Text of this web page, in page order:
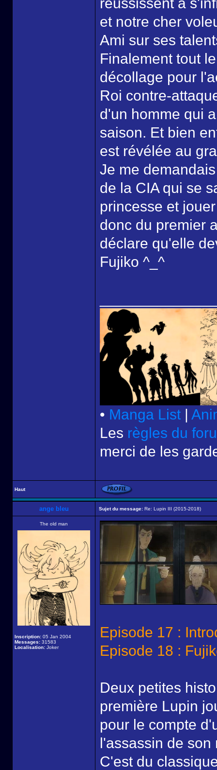
et notre cher
Ami sur ses
Finalement tout
décollage pour
Roi contre-
d'un homme qui
saison. Et bien
est révélée au
Je me
de la CIA qui se
princesse et
donc du premier
déclare qu'elle
Fujiko ^_^
• Manga List |
Les règles du
merci de les
Haut
ange bleu Sujet du message: Re: Lupin III (2015-2018)
The old man
Inscription: 05 Jan 2004
Messages: 31583
Localisation: Joker
Episode 17 :
Episode 18 :
Deux petites
première Lupin
pour le compte
l'assassin de son
C'est du